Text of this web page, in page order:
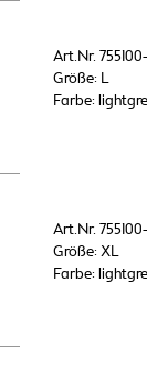
Art.Nr.
Größe: L
Farbe:
Art.Nr.
Größe: XL
Farbe: